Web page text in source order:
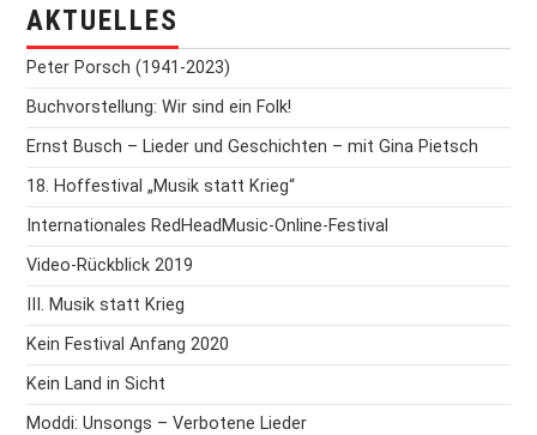
AKTUELLES
Peter Porsch (1941-2023)
Buchvorstellung: Wir sind ein Folk!
Ernst Busch – Lieder und Geschichten – mit Gina Pietsch
18. Hoffestival „Musik statt Krieg“
Internationales RedHeadMusic-Online-Festival
Video-Rückblick 2019
III. Musik statt Krieg
Kein Festival Anfang 2020
Kein Land in Sicht
Moddi: Unsongs – Verbotene Lieder